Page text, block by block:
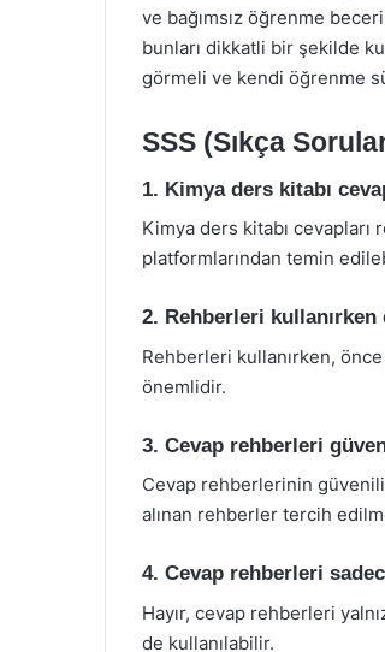
ve bağımsız öğrenme
bunları dikkatli bir şekilde
görmeli ve kendi öğrenme
SSS (Sıkça
1. Kimya ders kitabı
Kimya ders kitabı
platformlarından temin
2. Rehberleri
Rehberleri kullanırken,
önemlidir.
3. Cevap rehberleri
Cevap rehberlerinin
alınan rehberler tercih
4. Cevap rehberleri
Hayır, cevap rehberleri
de kullanılabilir.